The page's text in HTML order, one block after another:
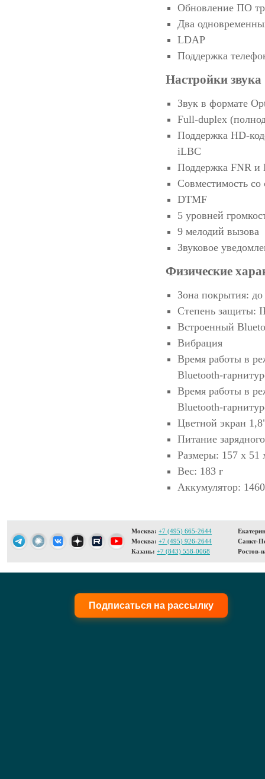
Обновление ПО
Два
LDAP
Поддержка
Настройки звука
Звук в формате
Full-duplex
Поддержка HD-
iLBC
Поддержка FNR и
Совместимость
DTMF
5 уровней
9 мелодий вызова
Звуковое
Физические
Зона покрытия:
Степень защиты:
Встроенный
Вибрация
Время работы в
Bluetooth-
Время работы в
Bluetooth-
Цветной экран
Питание
Размеры: 157 x 51
Вес: 183 г
Аккумулятор:
Москва: +7 (495) 665-2644
Москва: +7 (495) 926-2644
Казань: +7 (843) 558-0068
Санкт-
Ростов-
Подписаться на рассылку